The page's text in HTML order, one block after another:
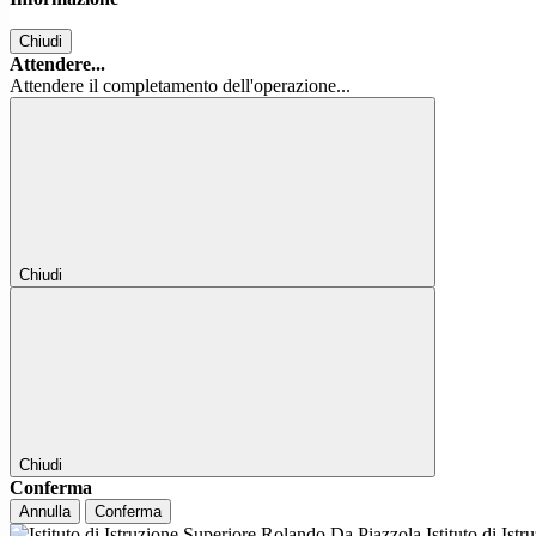
Chiudi
Attendere...
Attendere il completamento dell'operazione...
Chiudi
Chiudi
Conferma
Annulla Conferma